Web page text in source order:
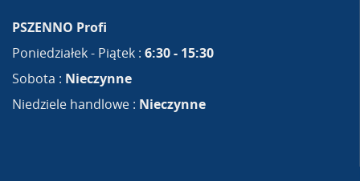
PSZENNO Profi
Poniedziałek - Piątek : 6:30 - 15:30
Sobota : Nieczynne
Niedziele handlowe : Nieczynne